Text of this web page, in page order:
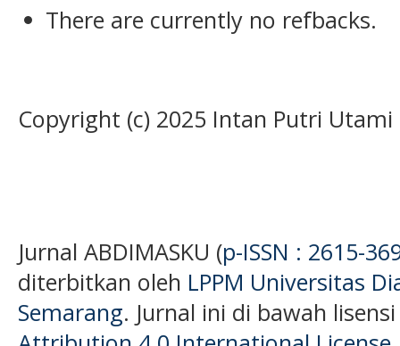
There are currently no refbacks.
Copyright (c) 2025 Intan Putri Utami
Jurnal ABDIMASKU (p-ISSN : 2615-
diterbitkan oleh LPPM Universitas
Semarang. Jurnal ini di bawah